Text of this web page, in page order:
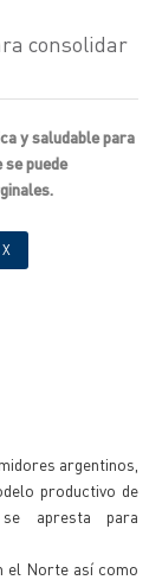
consolidar
y saludable para
puede
argentinos,
productivo de
apresta para
el Norte así como